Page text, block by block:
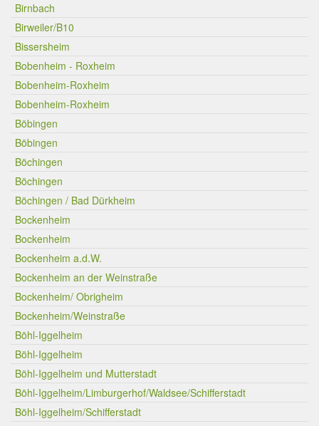
Birnbach
Birweiler/B10
Bissersheim
Bobenheim - Roxheim
Bobenheim-Roxheim
Bobenheim-Roxheim
Böbingen
Böbingen
Böchingen
Böchingen
Böchingen / Bad Dürkheim
Bockenheim
Bockenheim
Bockenheim a.d.W.
Bockenheim an der Weinstraße
Bockenheim/ Obrigheim
Bockenheim/Weinstraße
Böhl-Iggelheim
Böhl-Iggelheim
Böhl-Iggelheim und Mutterstadt
Böhl-Iggelheim/Limburgerhof/Waldsee/Schifferstadt
Böhl-Iggelheim/Schifferstadt